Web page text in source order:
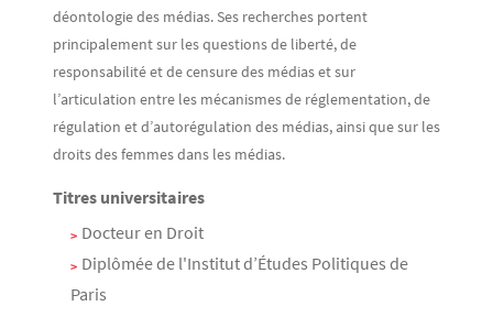
déontologie des médias. Ses recherches portent
principalement sur les questions de liberté, de
responsabilité et de censure des médias et sur
l’articulation entre les mécanismes de réglementation, de
régulation et d’autorégulation des médias, ainsi que sur les
droits des femmes dans les médias.
Titres universitaires
Docteur en Droit
Diplômée de l'Institut d’Études Politiques de
Paris